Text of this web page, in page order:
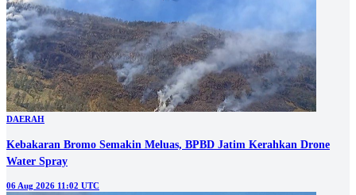
DAERAH
Kebakaran Bromo Semakin Meluas, BPBD Jatim Kerahkan Drone
Water Spray
06 Aug 2026 11:02 UTC